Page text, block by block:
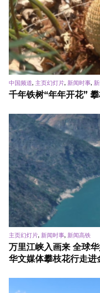
中国频道, 主页幻灯片, 新闻时事,
千年铁树“年年开花”
主页幻灯片, 新闻时事, 新闻高铁
万里江峡入画来 全球
华文媒体攀枝花行走进